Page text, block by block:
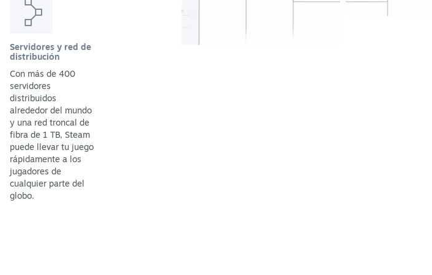
Servidores y red de
distribución
Con más de 400
servidores
distribuidos
alrededor del mundo
y una red troncal de
fibra de 1 TB, Steam
puede llevar tu juego
rápidamente a los
jugadores de
cualquier parte del
globo.